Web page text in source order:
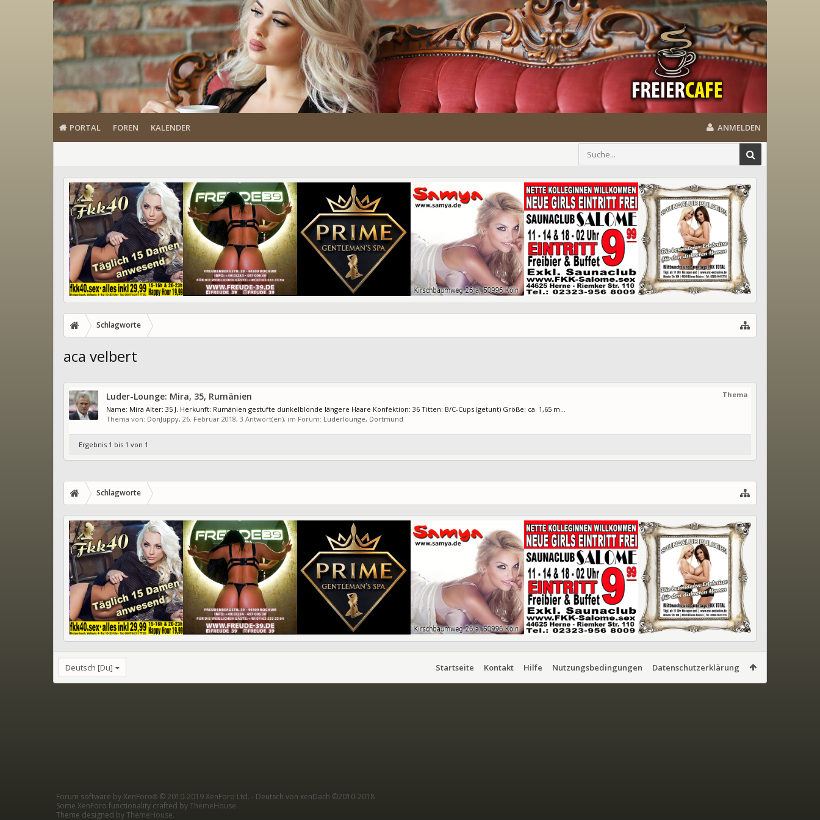
PORTAL FOREN KALENDER ANMELDEN
Schlagworte
aca velbert
Thema
Luder-Lounge: Mira, 35, Rumänien
Name: Mira Alter: 35 J. Herkunft: Rumänien gestufte dunkelblonde längere Haare Konfektion: 36 Titten: B/C-Cups (getunt) Größe: ca. 1,65 m...
Thema von: DonJuppy, 26. Februar 2018, 3 Antwort(en), im Forum: Luderlounge, Dortmund
Ergebnis 1 bis 1 von 1
Schlagworte
Deutsch [Du] Startseite Kontakt Hilfe Nutzungsbedingungen Datenschutzerklärung
Forum software by XenForo® © 2010-2019 XenForo Ltd. - Deutsch von xenDach ©2010-2018
Some XenForo functionality crafted byThemeHouse.
Theme designed byThemeHouse.